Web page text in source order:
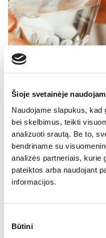
Šioje svetainėje
Naudojame slapukus, kad
bei skelbimus, teikti
analizuoti srautą. Be to,
bendriname su
analizės partneriais, kurie
pateiktos arba naudojant
informacijos.
pasirinkimas
Būtini
Vandens nauda